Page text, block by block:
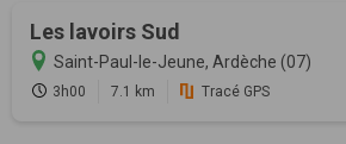
Les lavoirs Sud
Saint-Paul-le-Jeune, Ardèche (07)
3h00 7.1 km Tracé GPS